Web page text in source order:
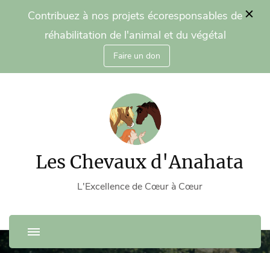
Contribuez à nos projets écoresponsables de
réhabilitation de l'animal et du végétal
Faire un don
Les Chevaux d'Anahata
L'Excellence de Cœur à Cœur